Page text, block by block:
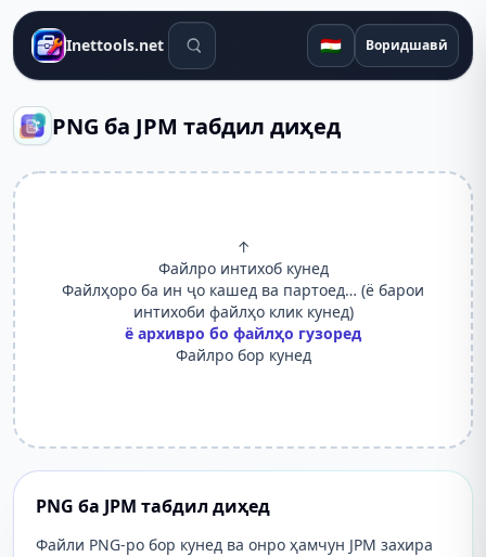
Inettools.net Воситаҳои ҷустуҷӯ🇹🇯 Воридшавӣ
PNG ба JPM табдил диҳед
↑
Файлро интихоб кунед
Файлҳоро ба ин ҷо кашед ва партоед… (ё барои
интихоби файлҳо клик кунед)
ё архивро бо файлҳо гузоред
Файлро бор кунед
PNG ба JPM табдил диҳед
Файли PNG-ро бор кунед ва онро ҳамчун JPM захира